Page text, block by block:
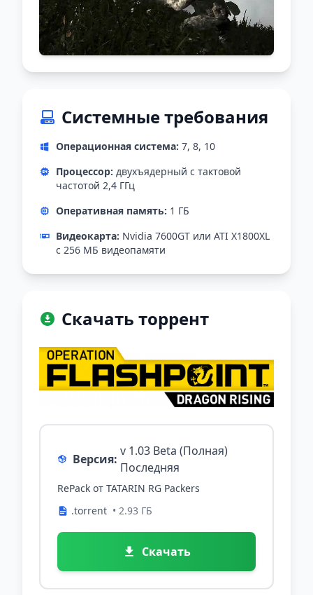
Системные требования
Операционная система: 7, 8, 10
Процессор: двухъядерный с тактовой
частотой 2,4 ГГц
Оперативная память: 1 ГБ
Видеокарта: Nvidia 7600GT или ATI X1800XL
с 256 МБ видеопамяти
Скачать торрент
Версия:
v 1.03 Beta (Полная)
Последняя
RePack от TATARIN RG Packers
.torrent • 2.93 ГБ
Скачать